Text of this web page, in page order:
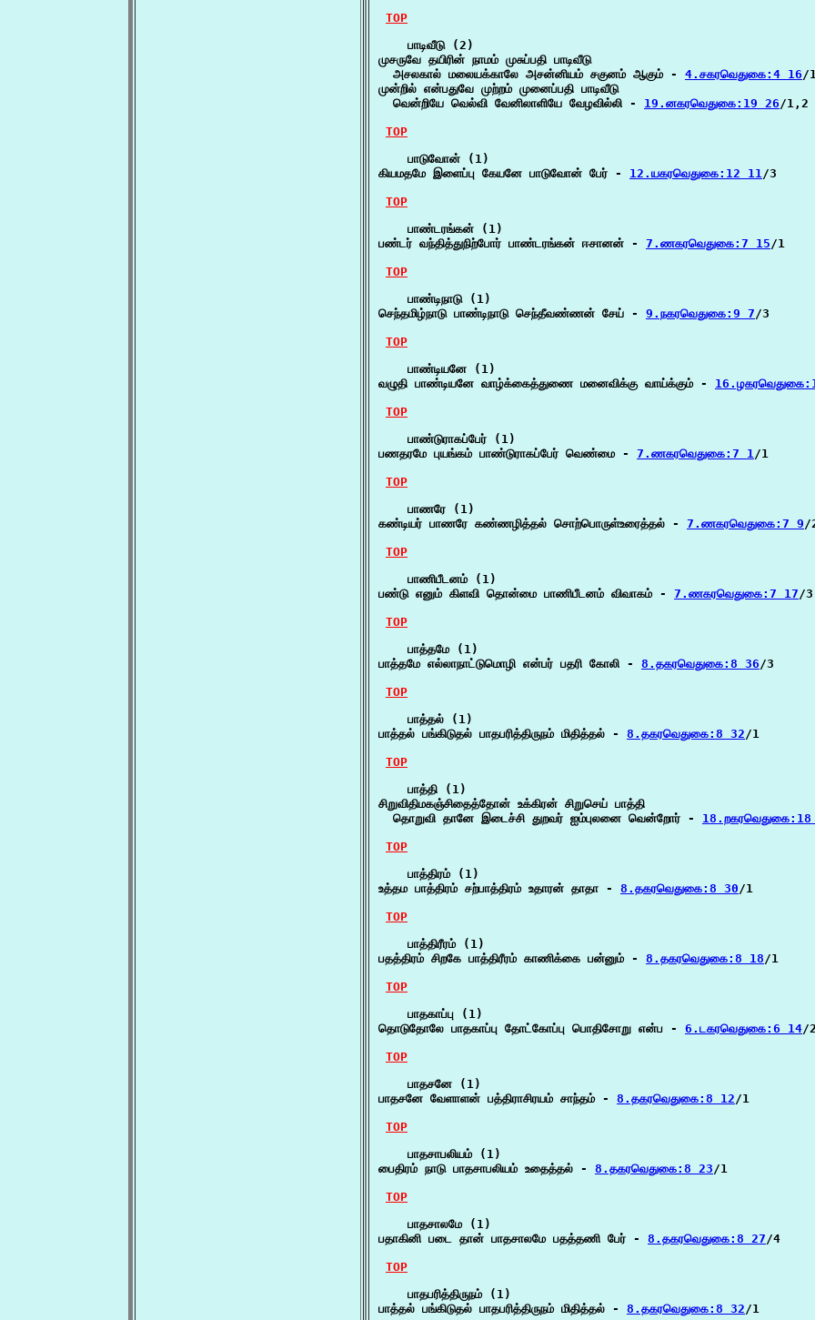
TOP
    பாடிவீடு (2)
முசருவே தயிரின் நாமம் முசுப்பதி பாடிவீடு
  அசலகால் மலையக்காலே அசன்னியம் சகுனம் ஆகும் -
4.சகரவெதுகை:4 16/
முன்றில் என்பதுவே முற்றம் முனைப்பதி பாடிவீடு
  வென்றியே வெல்வி வேனிலாளியே வேழவில்லி -
19.னகரவெதுகை:19 26/1,2
TOP
    பாடுவோன் (1)
கியமதமே இளைப்பு கேயனே பாடுவோன் பேர் - 12.யகரவெதுகை:12 11/3
TOP
    பாண்டரங்கன் (1)
பண்டர் வந்தித்துநிற்போர் பாண்டரங்கன் ஈசானன் - 7.ணகரவெதுகை:7 15/1
TOP
    பாண்டிநாடு (1)
செந்தமிழ்நாடு பாண்டிநாடு செந்தீவண்ணன் சேய் - 9.நகரவெதுகை:9 7/3
TOP
    பாண்டியனே (1)
வழுதி பாண்டியனே வாழ்க்கைத்துணை மனைவிக்கு வாய்க்கும் -
TOP
    பாண்டுராகப்பேர் (1)
பணதரமே புயங்கம் பாண்டுராகப்பேர் வெண்மை - 7.ணகரவெதுகை:7 1/1
TOP
    பாணரே (1)
கண்டியர் பாணரே கண்ணழித்தல் சொற்பொருள்உரைத்தல் - 7.ணகரவெதுகை:7 9/
TOP
    பாணிபீடனம் (1)
பண்டு எனும் கிளவி தொன்மை பாணிபீடனம் விவாகம் - 7.ணகரவெதுகை:7 17/3
TOP
    பாத்தமே (1)
பாத்தமே எல்லாநாட்டுமொழி என்பர் பதரி கோலி - 8.தகரவெதுகை:8 36/3
TOP
    பாத்தல் (1)
பாத்தல் பங்கிடுதல் பாதபரித்திருநம் மிதித்தல் - 8.தகரவெதுகை:8 32/1
TOP
    பாத்தி (1)
சிறுவிதிமகஞ்சிதைத்தோன் உக்கிரன் சிறுசெய் பாத்தி
  தொறுவி தானே இடைச்சி துறவர் ஐம்புலனை வென்றோர் -
TOP
    பாத்திரம் (1)
உத்தம பாத்திரம் சற்பாத்திரம் உதாரன் தாதா - 8.தகரவெதுகை:8 30/1
TOP
    பாத்திரீரம் (1)
பதத்திரம் சிறகே பாத்திரீரம் காணிக்கை பன்னும் - 8.தகரவெதுகை:8 18/1
TOP
    பாதகாப்பு (1)
தொடுதோலே பாதகாப்பு தோட்கோப்பு பொதிசோறு என்ப - 6.டகரவெதுகை:6 14/
TOP
    பாதசனே (1)
பாதசனே வேளாளன் பத்திராசிரயம் சாந்தம் - 8.தகரவெதுகை:8 12/1
TOP
    பாதசாபலியம் (1)
பைதிரம் நாடு பாதசாபலியம் உதைத்தல் - 8.தகரவெதுகை:8 23/1
TOP
    பாதசாலமே (1)
பதாகினி படை தான் பாதசாலமே பதத்தணி பேர் - 8.தகரவெதுகை:8 27/4
TOP
    பாதபரித்திருநம் (1)
பாத்தல் பங்கிடுதல் பாதபரித்திருநம் மிதித்தல் - 8.தகரவெதுகை:8 32/1